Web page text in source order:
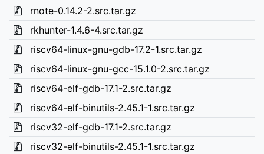
rnote-0.14.2-2.src.tar.gz
rkhunter-1.4.6-4.src.tar.gz
riscv64-linux-gnu-gdb-17.2-1.src.tar.gz
riscv64-linux-gnu-gcc-15.1.0-2.src.tar.gz
riscv64-elf-gdb-17.1-2.src.tar.gz
riscv64-elf-binutils-2.45.1-1.src.tar.gz
riscv32-elf-gdb-17.1-2.src.tar.gz
riscv32-elf-binutils-2.45.1-1.src.tar.gz